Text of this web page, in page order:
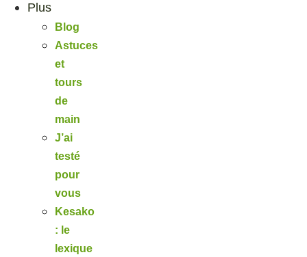
Plus
Blog
Astuces
et
tours
de
main
J’ai
testé
pour
vous
Kesako
: le
lexique